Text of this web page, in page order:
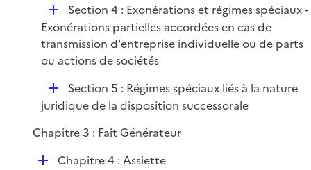
D
é
p
l
r
Section 4 : Exonérations et régimes spéciaux -
Exonérations partielles accordées en cas de
transmission d'entreprise individuelle ou de parts
ou actions de sociétés
D
é
l
i
Section 5 : Régimes spéciaux liés à la nature
juridique de la disposition successorale
Chapitre 3 : Fait Générateur
DChapitre 4 : Assiette